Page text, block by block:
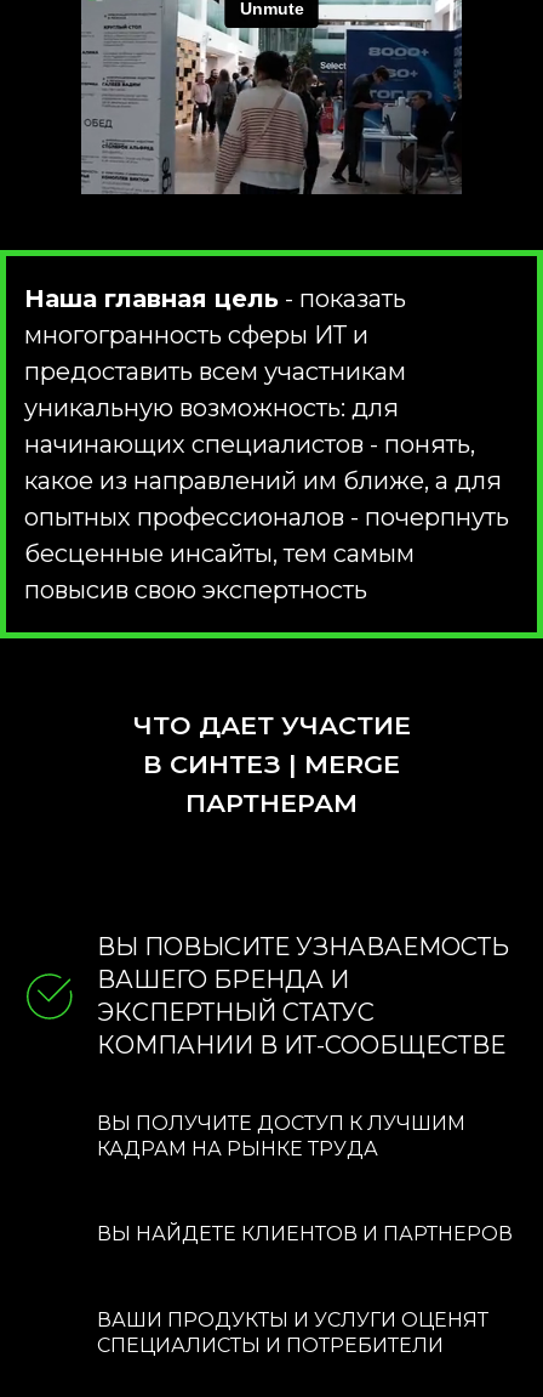
Наша главная цель - показать
многогранность сферы ИТ и
предоставить всем участникам
уникальную возможность: для
начинающих специалистов - понять,
какое из направлений им ближе, а для
опытных профессионалов - почерпнуть
бесценные инсайты, тем самым
повысив свою экспертность
ЧТО ДАЕТ УЧАСТИЕ
В СИНТЕЗ | MERGE
ПАРТНЕРАМ
ВЫ ПОВЫСИТЕ УЗНАВАЕМОСТЬ
ВАШЕГО БРЕНДА И
ЭКСПЕРТНЫЙ СТАТУС
КОМПАНИИ В ИТ-СООБЩЕСТВЕ
ВЫ ПОЛУЧИТЕ ДОСТУП К ЛУЧШИМ
КАДРАМ НА РЫНКЕ ТРУДА
ВЫ НАЙДЕТЕ КЛИЕНТОВ И ПАРТНЕРОВ
ВАШИ ПРОДУКТЫ И УСЛУГИ ОЦЕНЯТ
СПЕЦИАЛИСТЫ И ПОТРЕБИТЕЛИ